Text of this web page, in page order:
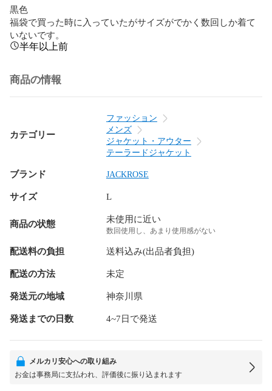
黒色
福袋で買った時に入っていたがサイズがでかく数回しか着て
いないです。
半年以上前
商品の情報
カテゴリー
ファッション
メンズ
ジャケット・アウター
テーラードジャケット
ブランド JACKROSE
サイズ L
商品の状態 未使用に近い
数回使用し、あまり使用感がない
配送料の負担 送料込み(出品者負担)
配送の方法 未定
発送元の地域 神奈川県
発送までの日数 4~7日で発送
メルカリ安心への取り組み
お金は事務局に支払われ、評価後に振り込まれます